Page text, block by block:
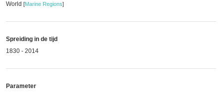
World [Marine Regions]
Spreiding in de tijd
1830 - 2014
Parameter